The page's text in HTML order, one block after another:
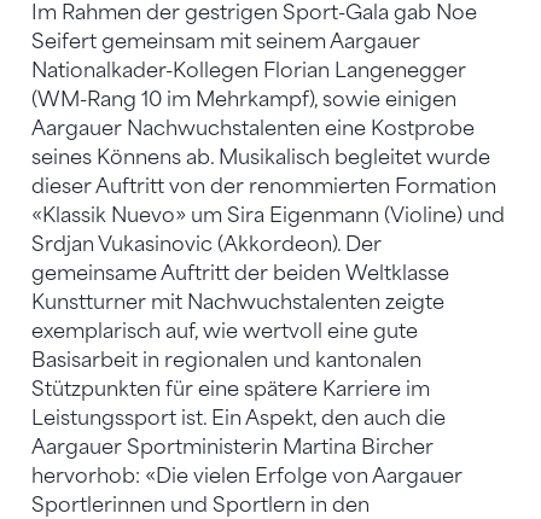
Im Rahmen der gestrigen Sport-Gala gab Noe
Seifert gemeinsam mit seinem Aargauer
Nationalkader-Kollegen Florian Langenegger
(WM-Rang 10 im Mehrkampf), sowie einigen
Aargauer Nachwuchstalenten eine Kostprobe
seines Könnens ab. Musikalisch begleitet wurde
dieser Auftritt von der renommierten Formation
«Klassik Nuevo» um Sira Eigenmann (Violine) und
Srdjan Vukasinovic (Akkordeon). Der
gemeinsame Auftritt der beiden Weltklasse
Kunstturner mit Nachwuchstalenten zeigte
exemplarisch auf, wie wertvoll eine gute
Basisarbeit in regionalen und kantonalen
Stützpunkten für eine spätere Karriere im
Leistungssport ist. Ein Aspekt, den auch die
Aargauer Sportministerin Martina Bircher
hervorhob: «Die vielen Erfolge von Aargauer
Sportlerinnen und Sportlern in den